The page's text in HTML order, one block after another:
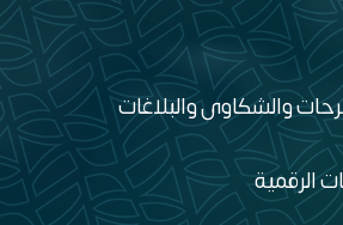
والشكاوى والبلاغات
الرقمية